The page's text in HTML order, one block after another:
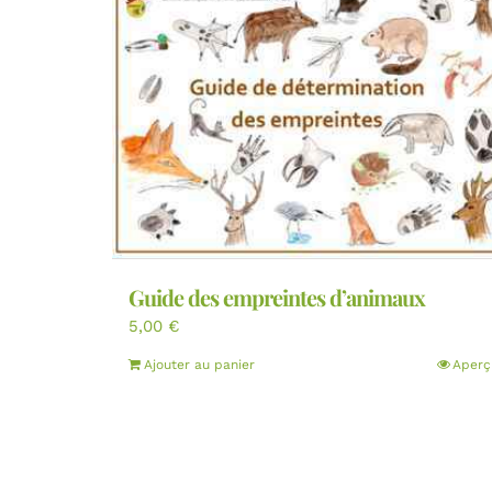
Guide des empreintes d’animaux
5,00 €
Ajouter au panier